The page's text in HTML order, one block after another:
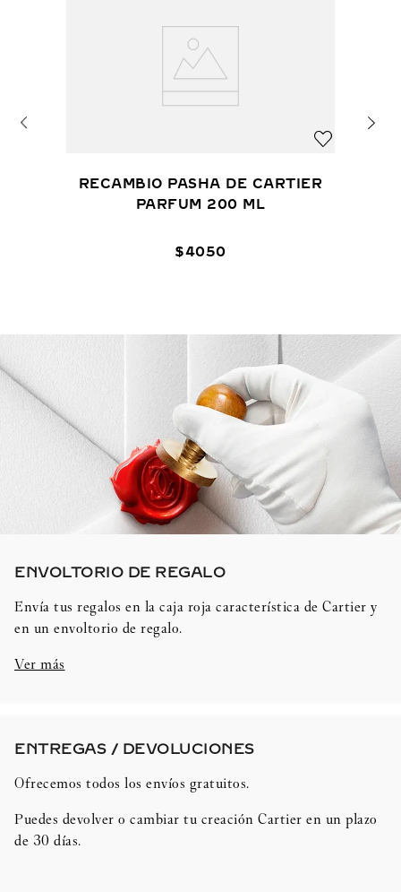
RECAMBIO PASHA DE CARTIER
PARFUM 200 ML
$4050
ENVOLTORIO DE REGALO​
Envía tus regalos en la caja roja característica de Cartier y
en un envoltorio de regalo.
Ver más
ENTREGAS / DEVOLUCIONES​
Ofrecemos todos los envíos gratuitos.
Puedes devolver o cambiar tu creación Cartier en un plazo
de 30 días.​